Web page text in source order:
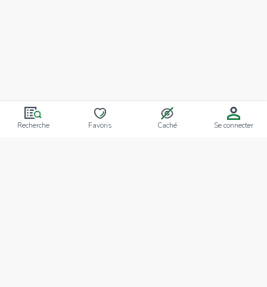
Recherche Favoris Caché Se connecter